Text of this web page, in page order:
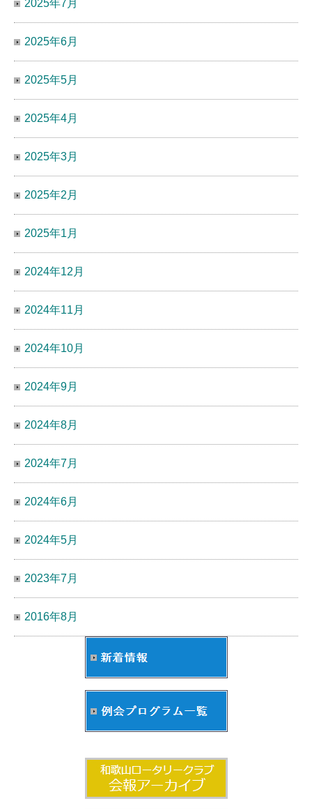
2025年7月
2025年6月
2025年5月
2025年4月
2025年3月
2025年2月
2025年1月
2024年12月
2024年11月
2024年10月
2024年9月
2024年8月
2024年7月
2024年6月
2024年5月
2023年7月
2016年8月